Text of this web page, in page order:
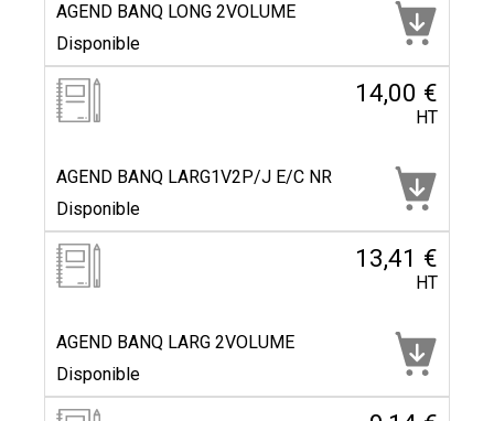
AGEND BANQ LONG 2VOLUME
Disponible
14,00 €
HT
AGEND BANQ LARG1V2P/J E/C NR
Disponible
13,41 €
HT
AGEND BANQ LARG 2VOLUME
Disponible